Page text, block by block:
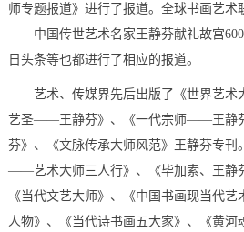
师专题报道》进行了报道。全球书画艺术
——中国传世艺术名家王静芬献礼故宫
日头条等也都进行了相应的报道。
艺术、传媒界先后出版了《世界艺
艺圣——王静芬》、《一代宗师——王静
芬》、《文脉传承大师风范》王静芬专刊
——艺术大师三人行》、《毕加索、王静
《当代文艺大师》、《中国书画现当代
人物》、《当代诗书画五大家》、《黄河